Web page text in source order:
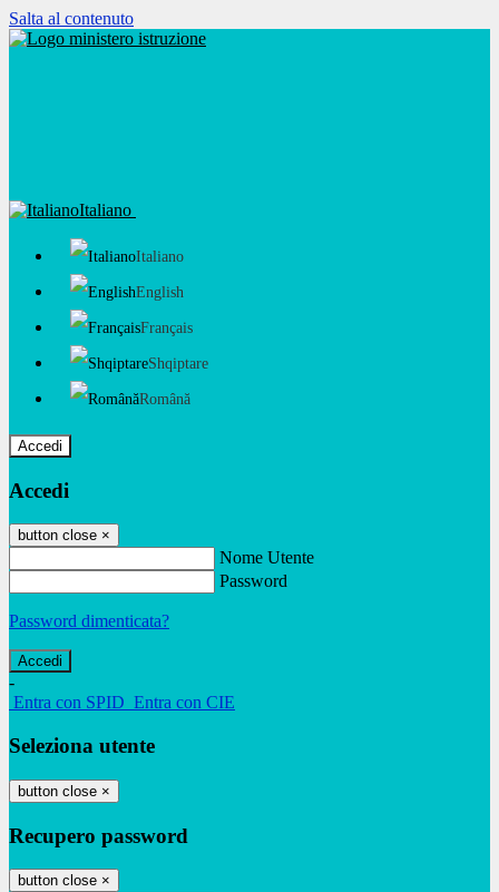
Salta al contenuto
Italiano
Italiano
English
Français
Shqiptare
Română
Accedi
Accedi
button close ×
Nome Utente
Password
Password dimenticata?
-
Entra con SPID Entra con CIE
Seleziona utente
button close ×
Recupero password
button close ×